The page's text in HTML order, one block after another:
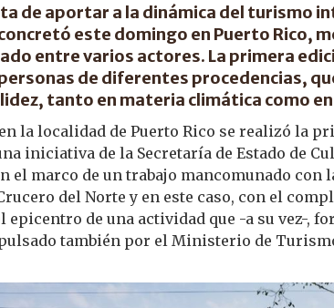
de aportar a la dinámica del turismo
este domingo en Puerto Rico,
entre varios actores. La primera
de diferentes procedencias,
tanto en materia climática como
la localidad de Puerto Rico se realizó la
iniciativa de la Secretaría de Estado de
el marco de un trabajo mancomunado con
del Norte y en este caso, con el
epicentro de una actividad que -a su vez-,
también por el Ministerio de